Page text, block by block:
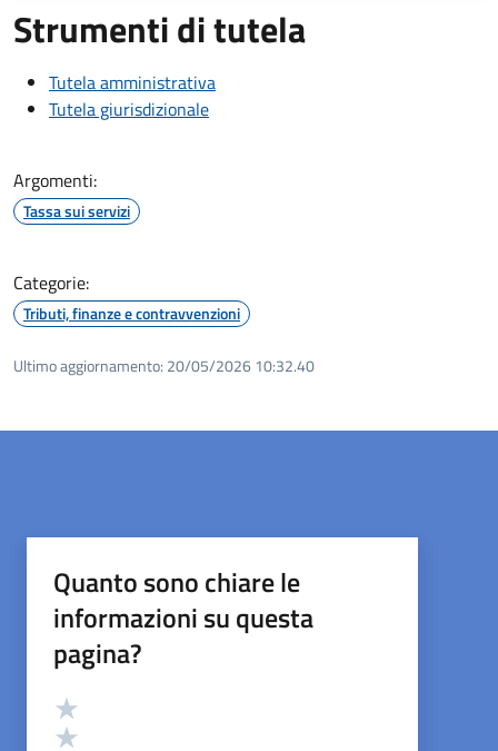
Strumenti di tutela
Tutela amministrativa
Tutela giurisdizionale
Argomenti:
Tassa sui servizi
Categorie:
Tributi, finanze e contravvenzioni
Ultimo aggiornamento: 20/05/2026 10:32.40
Quanto sono chiare le
informazioni su questa
pagina?
Valutazione